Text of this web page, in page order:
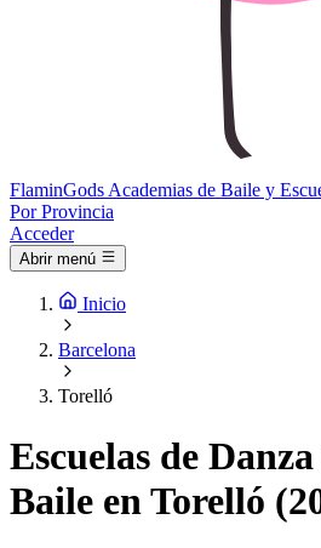
FlaminGods Academias de Baile y
Por Provincia
Acceder
Abrir menú
Inicio
Barcelona
Torelló
Escuelas de
Baile en Torelló